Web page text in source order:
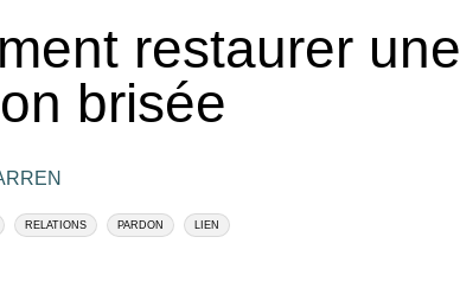
restaurer une
brisée
RELATIONS PARDON LIEN